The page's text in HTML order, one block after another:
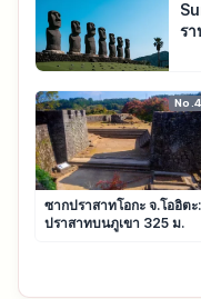
รา
No.4
ซากปราสาทโอกะ จ.โออิตะ:
ปราสาทบนภูเขา 325 ม.